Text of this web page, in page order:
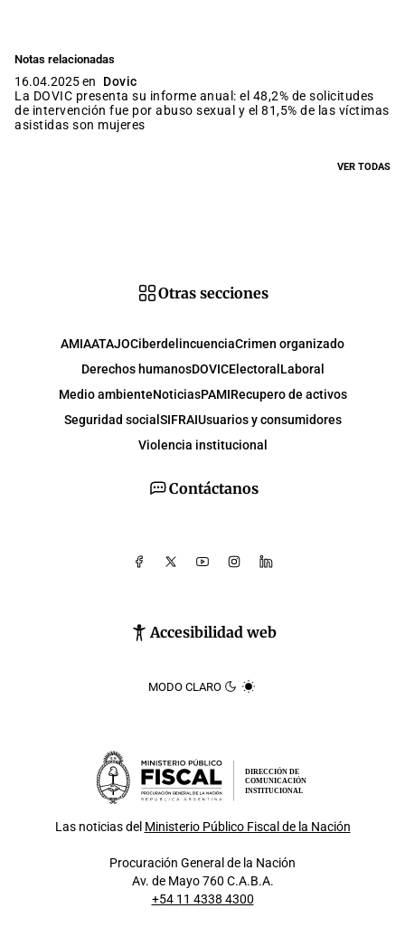
Notas relacionadas
16.04.2025 en
Dovic
La DOVIC presenta su informe anual: el 48,2% de solicitudes
de intervención fue por abuso sexual y el 81,5% de las víctimas
asistidas son mujeres
VER TODAS
Contáctanos
Accesibilidad web
MODO CLARO
Otras secciones
AMIAATAJOCiberdelincuenciaCrimen organizado
Derechos humanosDOVICElectoral Laboral
Medio ambienteNoticiasPAMIRecupero de activos
Seguridad social SIFRAIUsuarios y consumidores
Violencia institucional
DIRECCIÓN DE
COMUNICACIÓN
INSTITUCIONAL
Las noticias del Ministerio Público Fiscal de la Nación
Procuración General de la Nación
Av. de Mayo 760 C.A.B.A.
+54 11 4338 4300